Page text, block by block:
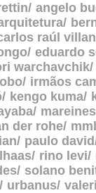
angelo
raúl
eduardo
warchavchik
irmãos
kengo kuma
der rohe
paulo david
rino levi
solano
urbanus